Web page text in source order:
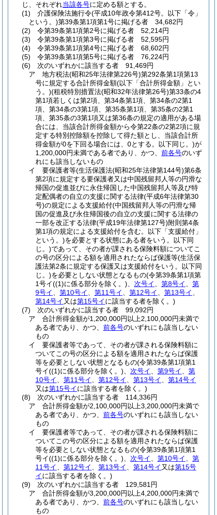
じ、それぞれ当該各号に定める額とする。
(1)
介護保険法施行令(平成10年政令第412号。以下「令」
という。)第39条第1項第1号に掲げる者 34,682円
(2)
令第39条第1項第2号に掲げる者 52,214円
(3)
令第39条第1項第3号に掲げる者 52,595円
(4)
令第39条第1項第4号に掲げる者 68,602円
(5)
令第39条第1項第5号に掲げる者 76,224円
(6)
次のいずれかに該当する者 91,469円
ア
地方税法(昭和25年法律第226号)第292条第1項第13
号に規定する合計所得金額(以下「合計所得金額」とい
う。)(租税特別措置法(昭和32年法律第26号)第33条の4
第1項若しくは第2項、第34条第1項、第34条の2第1
項、第34条の3第1項、第35条第1項、第35条の2第1
項、第35条の3第1項又は第36条の規定の適用がある場
合には、当該合計所得金額から令第22条の2第2項に規
定する特別控除額を控除して得た額とし、当該合計所
得金額が0を下回る場合には、0とする。以下同じ。)が
1,200,000円未満である者であり、かつ、 前各号のいず
れにも該当しないもの
イ
要保護者等(生活保護法(昭和25年法律第144号)第6条
第2項に規定する要保護者又は中国残留邦人等の円滑な
帰国の促進並びに永住帰国した中国残留邦人等及び特
定配偶者の自立の支援に関する法律(平成6年法律第30
号)の規定による支援給付(中国残留邦人等の円滑な帰
国の促進及び永住帰国後の自立の支援に関する法律の
一部を改正する法律(平成19年法律第127号)附則第4条
第1項の規定による支援給付を含む。以下「支援給付」
という。)を必要とする状態にある者をいう。以下同
じ。)であって、その者が課される保険料額についてこ
の号の区分による額を適用されたならば保護等(生活保
護法第2条に規定する保護又は支援給付をいう。以下同
じ。)を必要としない状態となるもの(令第39条第1項第
1号イ((1)に係る部分を除く。) 次号イ 第8号イ
第
9号イ
第10号イ 第11号イ 第12号イ 第13号イ
第14号イ 又は第15号イに該当する者を除く。)
(7)
次のいずれかに該当する者 99,092円
ア
合計所得金額が1,200,000円以上2,100,000円未満で
ある者であり、かつ、 前各号のいずれにも該当しない
もの
イ
要保護者等であって、その者が課される保険料額に
ついてこの号の区分による額を適用されたならば保護
等を必要としない状態となるもの(令第39条第1項第1
号イ((1)に係る部分を除く。) 次号イ 第9号イ
第
10号イ
第11号イ 第12号イ 第13号イ
第14号イ
又は第15号イに該当する者を除く。)
(8)
次のいずれかに該当する者 114,336円
ア
合計所得金額が2,100,000円以上3,200,000円未満で
ある者であり、かつ、 前各号のいずれにも該当しない
もの
イ
要保護者等であって、その者が課される保険料額に
ついてこの号の区分による額を適用されたならば保護
等を必要としない状態となるもの(令第39条第1項第1
号イ((1)に係る部分を除く。) 次号イ 第10号イ
第
11号イ
第12号イ 第13号イ 第14号イ 又は第15号
イに該当する者を除く。)
(9)
次のいずれかに該当する者 129,581円
ア
合計所得金額が3,200,000円以上4,200,000円未満で
ある者であり、かつ、 前各号のいずれにも該当しない
もの